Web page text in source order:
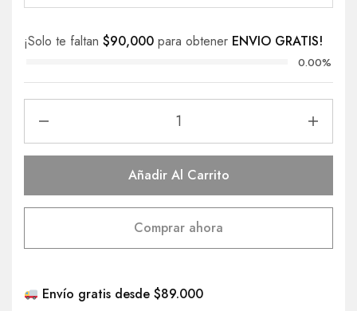
¡Solo te faltan $90,000 para obtener ENVIO GRATIS!
0.00%
Añadir Al Carrito
Comprar ahora
Envío gratis desde $89.000